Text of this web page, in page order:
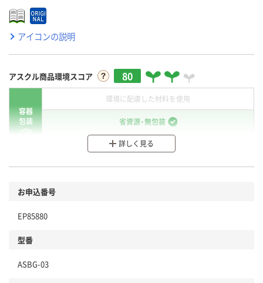
アイコンの説明
アスクル商品環境スコア 80
容器
包装
環境に配慮した材料を使用
省資源・無包装
分別・リサイクルしやすい設計
商品
詳しく見る
お申込番号
EP85880
型番
ASBG-03